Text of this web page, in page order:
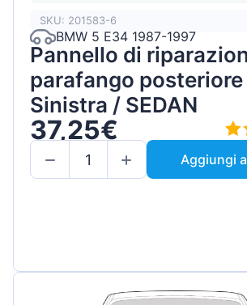
SKU: 201583-6
BMW 5 E34 1987-1997
Pannello di
parafango
Sinistra / SEDAN
37,25€
Aggiungi